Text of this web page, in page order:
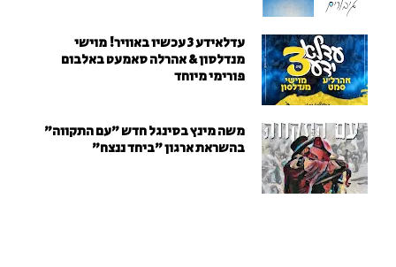
עדלאידע 3 עכשיו באוויר! מוישי
מנדלסון & אהרלה סאמעט באלבום
פורימי מיוחד
משה מינץ בסינגל חדש ״עם התקווה״
בהשראת ארגון "ביחד ננצח"